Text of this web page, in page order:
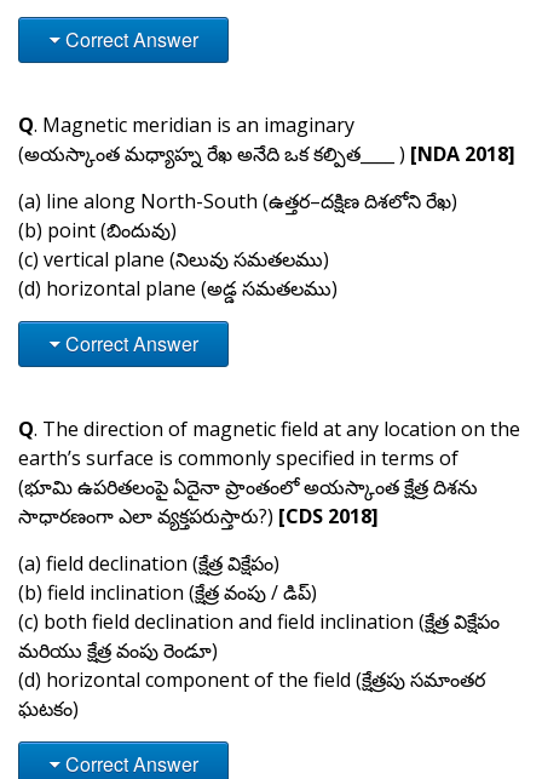
Correct Answer
Q. Magnetic meridian is an imaginary
(అయస్కాంత మధ్యాహ్న రేఖ అనేది ఒక కల్పిత____ ) [NDA 2018]
(a) line along North-South (ఉత్తర–దక్షిణ దిశలోని రేఖ)
(b) point (బిందువు)
(c) vertical plane (నిలువు సమతలము)
(d) horizontal plane (అడ్డ సమతలము)
Correct Answer
Q. The direction of magnetic field at any location on the
earth’s surface is commonly specified in terms of
(భూమి ఉపరితలంపై ఏదైనా ప్రాంతంలో అయస్కాంత క్షేత్ర దిశను
సాధారణంగా ఎలా వ్యక్తపరుస్తారు?) [CDS 2018]
(a) field declination (క్షేత్ర విక్షేపం)
(b) field inclination (క్షేత్ర వంపు / డిప్)
(c) both field declination and field inclination (క్షేత్ర విక్షేపం
మరియు క్షేత్ర వంపు రెండూ)
(d) horizontal component of the field (క్షేత్రపు సమాంతర
ఘటకం)
Correct Answer